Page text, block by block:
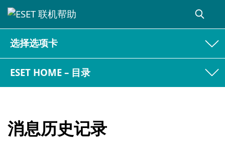
选择选项卡
ESET HOME – 目录
消息历史记录